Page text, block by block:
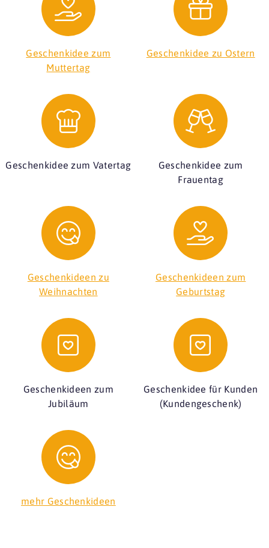
Geschenkidee zum
Muttertag
Geschenkidee zu Ostern
Geschenkidee zum Vatertag
Geschenkidee zum
Frauentag
Geschenkideen zu
Weihnachten
Geschenkideen zum
Geburtstag
Geschenkideen zum
Jubiläum
Geschenkidee für Kunden
(Kundengeschenk)
mehr Geschenkideen